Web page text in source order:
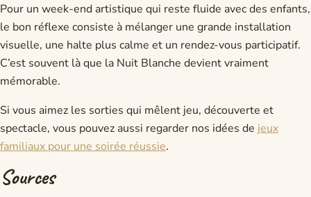
Pour un week-end artistique qui reste fluide avec des enfants,
le bon réflexe consiste à mélanger une grande installation
visuelle, une halte plus calme et un rendez-vous participatif.
C’est souvent là que la Nuit Blanche devient vraiment
mémorable.
Si vous aimez les sorties qui mêlent jeu, découverte et
spectacle, vous pouvez aussi regarder nos idées de jeux
familiaux pour une soirée réussie.
Sources